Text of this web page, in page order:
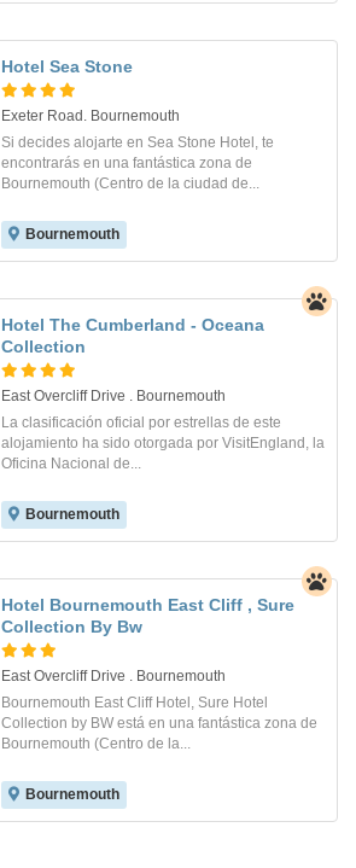
Hotel Sea Stone
Exeter Road. Bournemouth
Si decides alojarte en Sea Stone Hotel, te
encontrarás en una fantástica zona de
Bournemouth (Centro de la ciudad de...
Bournemouth
Hotel The Cumberland - Oceana
Collection
East Overcliff Drive . Bournemouth
La clasificación oficial por estrellas de este
alojamiento ha sido otorgada por VisitEngland, la
Oficina Nacional de...
Bournemouth
Hotel Bournemouth East Cliff , Sure
Collection By Bw
East Overcliff Drive . Bournemouth
Bournemouth East Cliff Hotel, Sure Hotel
Collection by BW está en una fantástica zona de
Bournemouth (Centro de la...
Bournemouth